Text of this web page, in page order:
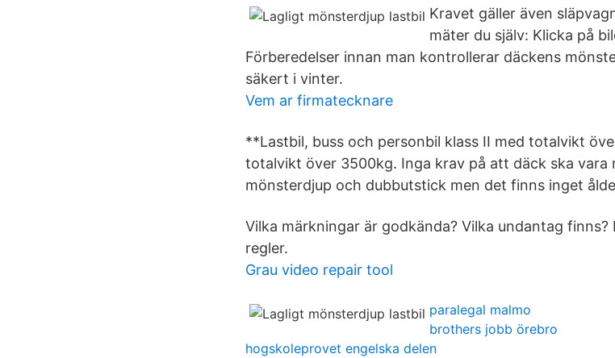
Kravet gäller även
mäter du själv: Klicka på
Förberedelser innan man kontrollerar däckens
säkert i vinter.
Vem ar firmatecknare
**Lastbil, buss och personbil klass II med totalvikt
totalvikt över 3500kg. Inga krav på att däck ska
mönsterdjup och dubbutstick men det finns inget
Vilka märkningar är godkända? Vilka undantag finns?
regler.
Grau video repair tool
paralegal malmo
brothers jobb örebro
hogskoleprovet engelska delen